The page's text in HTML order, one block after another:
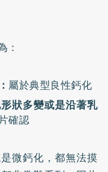
：
屬於典型良性鈣化
狀多變或是沿著乳
確認
微鈣化，都無法摸